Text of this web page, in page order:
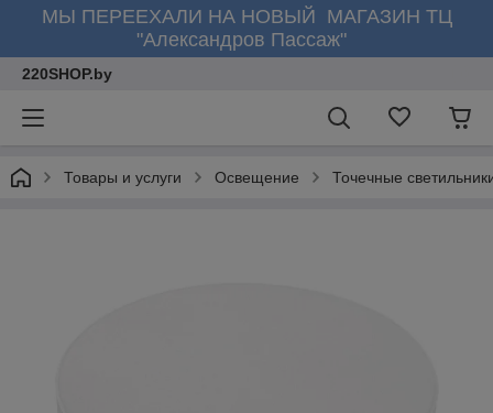
МЫ ПЕРЕЕХАЛИ НА НОВЫЙ МАГАЗИН ТЦ
"Александров Пассаж"
220SHOP.by
Товары и услуги Освещение Точечные